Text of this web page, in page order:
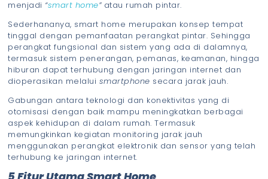
menjadi “smart home” atau rumah pintar.
Sederhananya, smart home merupakan konsep tempat
tinggal dengan pemanfaatan perangkat pintar. Sehingga
perangkat fungsional dan sistem yang ada di dalamnya,
termasuk sistem penerangan, pemanas, keamanan, hingga
hiburan dapat terhubung dengan jaringan internet dan
dioperasikan melalui smartphone secara jarak jauh.
Gabungan antara teknologi dan konektivitas yang di
otomisasi dengan baik mampu meningkatkan berbagai
aspek kehidupan di dalam rumah. Termasuk
memungkinkan kegiatan monitoring jarak jauh
menggunakan perangkat elektronik dan sensor yang telah
terhubung ke jaringan internet.